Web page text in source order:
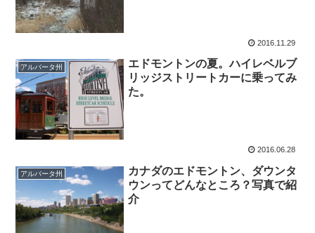
2016.11.29
アルバータ州
エドモントンの夏。ハイレベルブ
リッジストリートカーに乗ってみ
た。
2016.06.28
アルバータ州
カナダのエドモントン、ダウンタ
ウンってどんなところ？写真で紹
介